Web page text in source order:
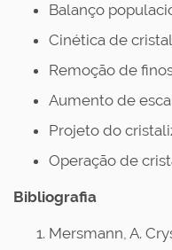
Balanço
Cinética de
Remoção de
Aumento de
Projeto do
Operação de
Bibliografia
Mersmann, A.